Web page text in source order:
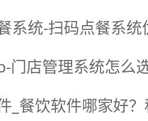
系统-扫码点餐系统
门店管理系统怎么
_餐饮软件哪家好